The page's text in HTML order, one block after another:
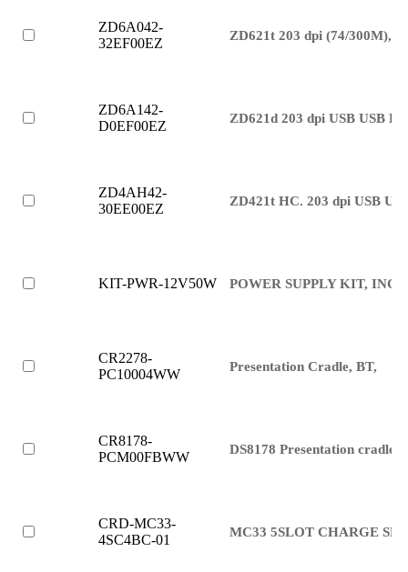
ZD6A042-
32EF00EZ
ZD621t 203 dpi (74/
ZD6A142-
D0EF00EZ
ZD621d 203 dpi USB USB
ZD4AH42-
30EE00EZ
ZD421t HC. 203 dpi USB
KIT-PWR-12V50W POWER SUPPLY KIT, INCL
CR2278-
PC10004WW
Presentation Cradle, BT,
CR8178-
PCM00FBWW
DS8178 Presentation cradle
CRD-MC33-
4SC4BC-01
MC33 5SLOT CHARGE